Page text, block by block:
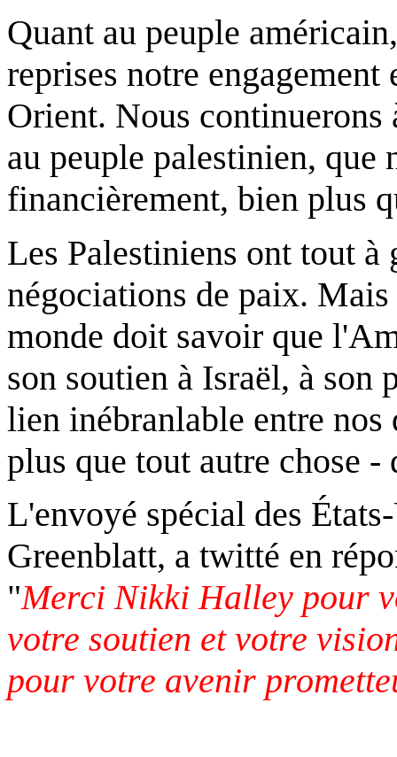
Quant au peuple
reprises notre
Orient. Nous
au peuple palestinien, que
financièrement, bien plus
Les Palestiniens ont tout à
négociations de paix.
monde doit savoir que
son soutien à Israël, à son
lien inébranlable entre
plus que tout autre chose
L'envoyé spécial des
Greenblatt, a twitté en
"Merci Nikki Halley pour
votre soutien et votre
pour votre avenir